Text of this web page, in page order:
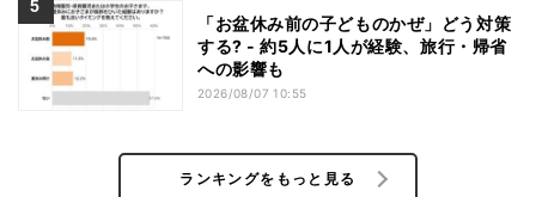
「お盆休み前の子どものかぜ」どう対策
する? - 約5人に1人が経験、旅行・帰省
への影響も
2026/08/07 10:55
ランキングをもっと見る